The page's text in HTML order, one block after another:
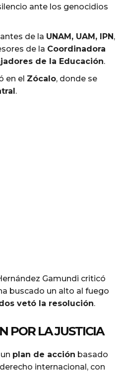
ante los genocidios
de la UNAM, UAM, IPN ,
de la Coordinadora
de la Educación.
en el Zócalo, donde se
.
Gamundi criticó
buscado un alto al fuego
vetó la resolución.
POR LA JUSTICIA
plan de acción basado
internacional, con